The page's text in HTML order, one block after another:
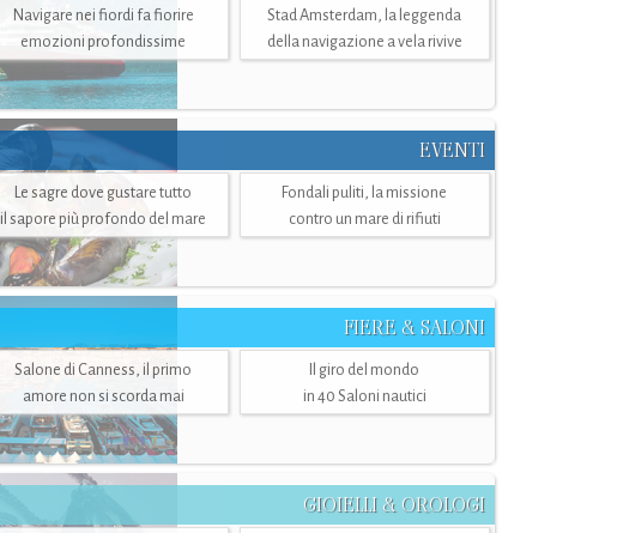
Navigare nei fiordi fa fiorire
emozioni profondissime
Stad Amsterdam, la leggenda
della navigazione a vela rivive
EVENTI
Le sagre dove gustare tutto
il sapore più profondo del mare
Fondali puliti, la missione
contro un mare di rifiuti
FIERE & SALONI
Salone di Canness, il primo
amore non si scorda mai
Il giro del mondo
in 40 Saloni nautici
GIOIELLI & OROLOGI